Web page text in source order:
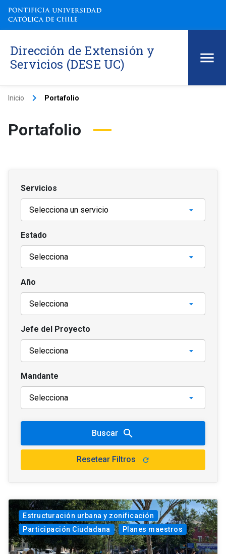
Dirección de Extensión y
Servicios (DESE UC)
Inicio keyboard_arrow_right Portafolio
Portafolio
Servicios
Estado
Año
Jefe del Proyecto
Mandante
Buscar search
Resetear Filtros refresh
Estructuración urbana y zonificación
Participación Ciudadana
Planes maestros